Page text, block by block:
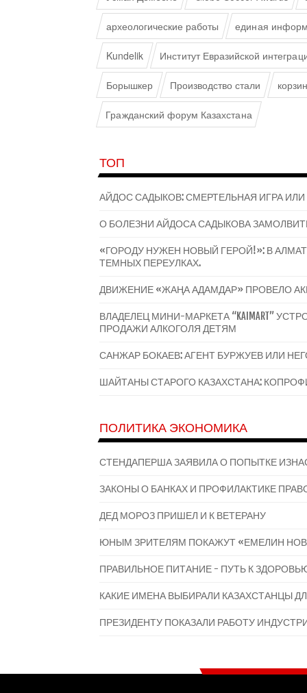
археологические работы единая
Kundelik Институт Евразийской
Борышкер Производство стали
Гражданский форум Казахстана
ТОП
АЙДОС САДЫКОВ: СМЕРТЕЛЬНАЯ ИГРА
О БОЛЕЗНИ АЙДОСА САДЫКОВА
«ГОРОДУ НУЖЕН НОВЫЙ ГЕРОЙ!»: В
ТЕМНЫХ ПЕРЕУЛКАХ.
ДВИЖЕНИЕ «ЖАҢА АДАМДАР» ПРОВЕЛО
ВЛАДЕЛЕЦ МИНИ-МАРКЕТА “KAIMART”
ПРОДАЖИ АЛКОГОЛЯ ДЕТЯМ
САНЖАР БОКАЕВ: АГЕНТ БУРЖУЕВ ИЛИ
ШАЙТАНЫ СТАРОГО КАЗАХСТАНА:
ПОЛИТИКА ЭКОНОМИКА
СТЕНДАПЕРША ЗАЯВИЛА О ПОПЫТКЕ
ЗАКОНЫ О БАНКАХ И ПРОФИЛАКТИКЕ
ДЕД МОРОЗ ПРИШЕЛ И К ВЕТЕРАНУ
ЮНЫМ ЗРИТЕЛЯМ ПОКАЖУТ «ЕМЕЛИН
ПРАВИЛЬНОЕ ПИТАНИЕ - ПУТЬ К
КАКИЕ ИМЕНА ВЫБИРАЛИ КАЗАХСТАНЦЫ
ПРЕЗИДЕНТУ ПОКАЗАЛИ РАБОТУ